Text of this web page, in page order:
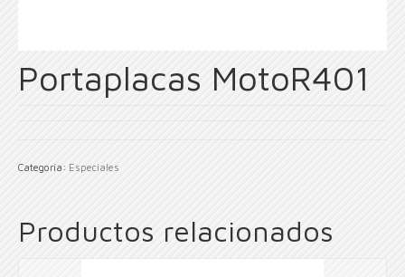
Portaplacas MotoR401
Categoría: Especiales
Productos relacionados